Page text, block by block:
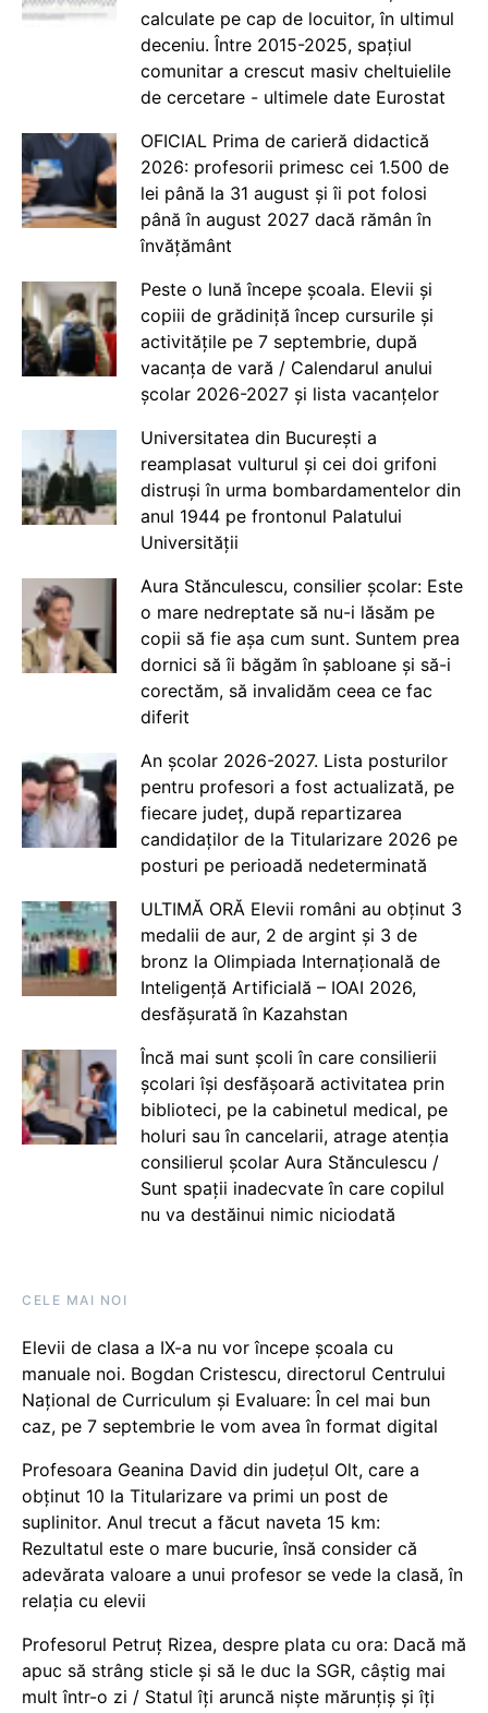
calculate pe cap de locuitor, în ultimul
deceniu. Între 2015-2025, spațiul
comunitar a crescut masiv cheltuielile
de cercetare - ultimele date Eurostat
OFICIAL Prima de carieră didactică
2026: profesorii primesc cei 1.500 de
lei până la 31 august și îi pot folosi
până în august 2027 dacă rămân în
învățământ
Peste o lună începe școala. Elevii și
copiii de grădiniță încep cursurile și
activitățile pe 7 septembrie, după
vacanța de vară / Calendarul anului
școlar 2026-2027 și lista vacanțelor
Universitatea din București a
reamplasat vulturul și cei doi grifoni
distruși în urma bombardamentelor din
anul 1944 pe frontonul Palatului
Universității
Aura Stănculescu, consilier școlar: Este
o mare nedreptate să nu-i lăsăm pe
copii să fie așa cum sunt. Suntem prea
dornici să îi băgăm în șabloane și să-i
corectăm, să invalidăm ceea ce fac
diferit
An școlar 2026-2027. Lista posturilor
pentru profesori a fost actualizată, pe
fiecare județ, după repartizarea
candidaților de la Titularizare 2026 pe
posturi pe perioadă nedeterminată
ULTIMĂ ORĂ Elevii români au obținut 3
medalii de aur, 2 de argint și 3 de
bronz la Olimpiada Internațională de
Inteligență Artificială – IOAI 2026,
desfășurată în Kazahstan
Încă mai sunt școli în care consilierii
școlari își desfășoară activitatea prin
biblioteci, pe la cabinetul medical, pe
holuri sau în cancelarii, atrage atenția
consilierul școlar Aura Stănculescu /
Sunt spații inadecvate în care copilul
nu va destăinui nimic niciodată
CELE MAI NOI
Elevii de clasa a IX-a nu vor începe școala cu
manuale noi. Bogdan Cristescu, directorul Centrului
Național de Curriculum și Evaluare: În cel mai bun
caz, pe 7 septembrie le vom avea în format digital
Profesoara Geanina David din județul Olt, care a
obținut 10 la Titularizare va primi un post de
suplinitor. Anul trecut a făcut naveta 15 km:
Rezultatul este o mare bucurie, însă consider că
adevărata valoare a unui profesor se vede la clasă, în
relația cu elevii
Profesorul Petruț Rizea, despre plata cu ora: Dacă mă
apuc să strâng sticle și să le duc la SGR, câștig mai
mult într-o zi / Statul îți aruncă niște mărunțiș și îți